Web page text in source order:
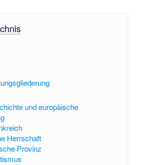
und europäische
Herrschaft
Provinz